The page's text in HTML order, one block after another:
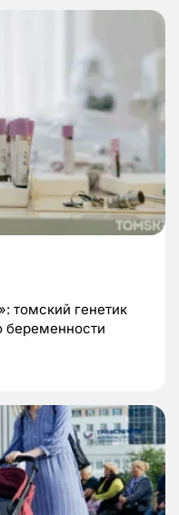
томский генетик
беременности